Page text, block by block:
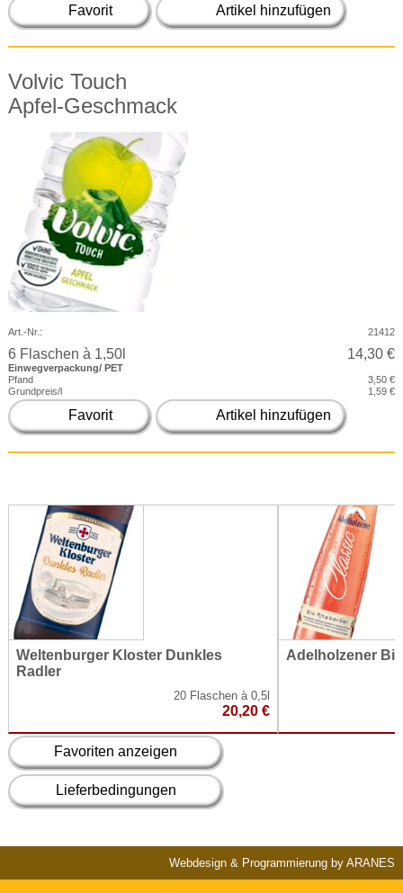
Favorit Artikel hinzufügen
Volvic Touch
Apfel-Geschmack
Art.-Nr.: 21412
6 Flaschen à 1,50l 14,30 €
Einwegverpackung/ PET
Pfand
3,50 €
Grundpreis/l
1,59 €
Favorit Artikel hinzufügen
Weltenburger Kloster Dunkles
Radler
20 Flaschen à 0,5l
20,20 €
Adelholzener
Favoriten anzeigen
Lieferbedingungen
Webdesign & Programmierung by ARANES